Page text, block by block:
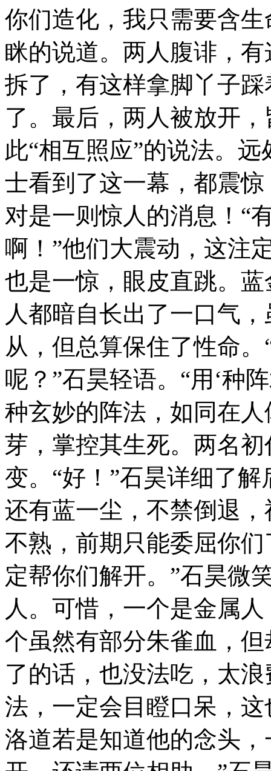
你们造化，我只需要含
眯的说道。两人腹诽，
拆了，有这样拿脚丫子
了。最后，两人被放开
此“相互照应”的说法。
士看到了这一幕，都震
对是一则惊人的消息！“
啊！”他们大震动，这注
也是一惊，眼皮直跳。
人都暗自长出了一口气
从，但总算保住了性命
呢？”石昊轻语。“用‘种
种玄妙的阵法，如同在
芽，掌控其生死。两名
变。“好！”石昊详细了
还有蓝一尘，不禁倒退
不熟，前期只能委屈你
定帮你们解开。”石昊微
人。可惜，一个是金属
个虽然有部分朱雀血，
了的话，也没法吃，太
法，一定会目瞪口呆，
洛道若是知道他的念头